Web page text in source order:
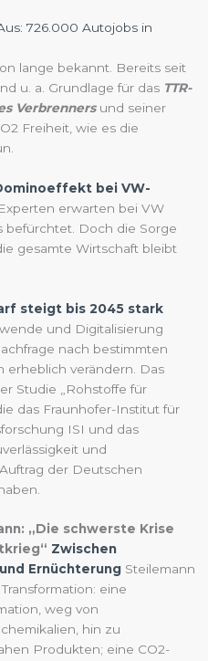
726.000 Autojobs in
lange bekannt. Bereits seit
u. a. Grundlage für das TTR-
Verbrennersund seiner
Freiheit, wie es die
bei VW-
erwarten bei VW
befürchtet. Doch die Sorge
gesamte Wirtschaft bleibt
steigt bis 2045 stark
und Digitalisierung
nach bestimmten
erheblich verändern. Das
Studie „Rohstoffe für
das Fraunhofer-Institut für
ISI und das
und
der Deutschen
„Die schwerste Krise
Zwischen
Ernüchterung Steilemann
eine
weg von
hin zu
Produkten; eine CO2-